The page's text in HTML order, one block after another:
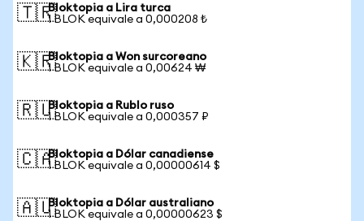
🇹🇷Bloktopia a Lira turca
1 BLOK equivale a 0,000208 ₺
🇰🇷Bloktopia a Won surcoreano
1 BLOK equivale a 0,00624 ₩
🇷🇺Bloktopia a Rublo ruso
1 BLOK equivale a 0,000357 ₽
🇨🇦Bloktopia a Dólar canadiense
1 BLOK equivale a 0,00000614 $
🇦🇺Bloktopia a Dólar australiano
1 BLOK equivale a 0,00000623 $